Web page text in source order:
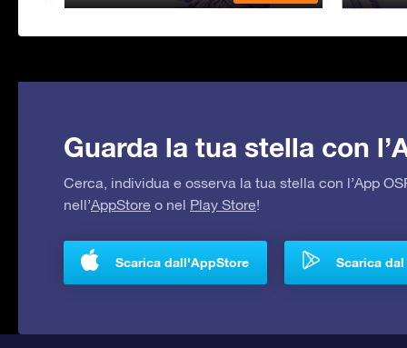
Guarda la tua stella con
Cerca, individua e osserva la tua stella con l’App
nell’AppStore o nel Play Store!
Scarica dall'AppStore Scarica